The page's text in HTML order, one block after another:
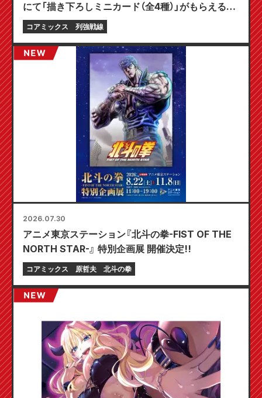
にて「描き下ろしミニカード（全4種）」がもらえる限
定フェアが8月20日より開催決定！
コアミックス 列強戦線
2026.07.30
アニメ東京ステーション『北斗の拳-FIST OF THE
NORTH STAR-』 特別企画展 開催決定!!
コアミックス 原哲夫 北斗の拳